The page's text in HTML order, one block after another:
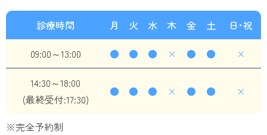
診療時間 月 火 水 木 金 土
日･祝
09:00～13:00
● ● ● × ● ● ×
14:30～18:00
(最終受付:17:30)
● ● ● × ● ● ×
※完全予約制